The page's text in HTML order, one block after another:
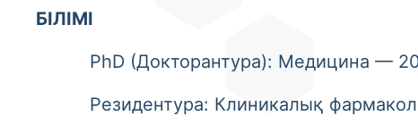
БІЛІМІ
PhD (Докторантура): Медицина —
Резидентура: Клиникалық